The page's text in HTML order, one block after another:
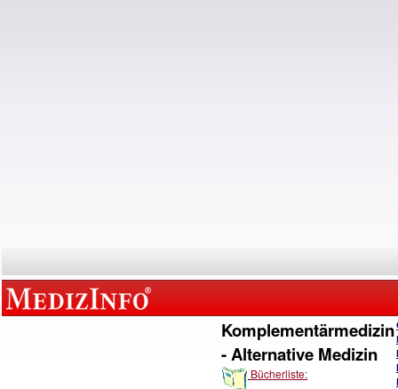
Komplementärmedizin
- Alternative Medizin
Bücherliste: